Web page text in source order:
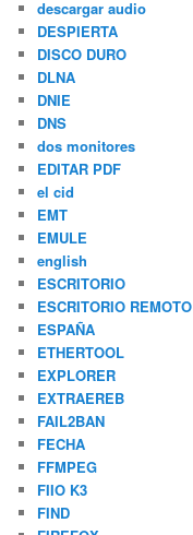
descargar audio
DESPIERTA
DISCO DURO
DLNA
DNIE
DNS
dos monitores
EDITAR PDF
el cid
EMT
EMULE
english
ESCRITORIO
ESCRITORIO REMOTO
ESPAÑA
ETHERTOOL
EXPLORER
EXTRAEREB
FAIL2BAN
FECHA
FFMPEG
FIIO K3
FIND